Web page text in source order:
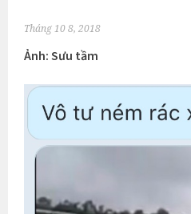
Tháng 10 8, 2018
Ảnh: Sưu tầm